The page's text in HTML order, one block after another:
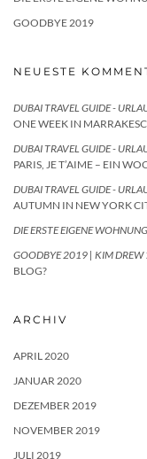
GOODBYE 2019
NEUESTE
DUBAI TRAVEL GUIDE -
ONE WEEK IN
DUBAI TRAVEL GUIDE -
PARIS, JE T’AIME – EIN
DUBAI TRAVEL GUIDE -
AUTUMN IN NEW YORK
DIE ERSTE EIGENE
GOODBYE 2019 | KIM DREW
BLOG?
ARCHIV
APRIL 2020
JANUAR 2020
DEZEMBER 2019
NOVEMBER 2019
JULI 2019